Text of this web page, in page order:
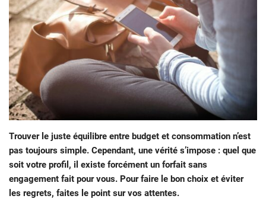
Trouver le juste équilibre entre budget et consommation n’est
pas toujours simple. Cependant, une vérité s’impose : quel que
soit votre profil, il existe forcément un forfait sans
engagement fait pour vous. Pour faire le bon choix et éviter
les regrets, faites le point sur vos attentes.